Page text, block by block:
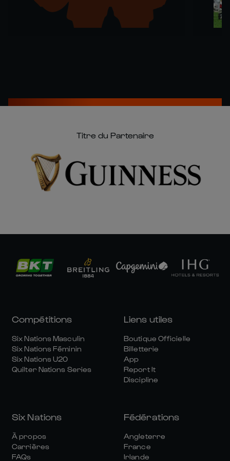
Titre du Partenaire
Compétitions
Six Nations Masculin
Six Nations Féminin
Six Nations U20
Quilter Nations Series
Liens utiles
Boutique Officielle
Billetterie
App
Report It
Discipline
Six Nations
À propos
Carrières
FAQs
Fédérations
Angleterre
France
Irlande